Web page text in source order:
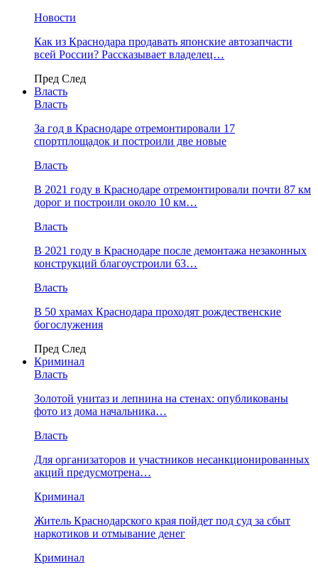
Новости
Как из Краснодара продавать японские автозапчасти
всей России? Рассказывает владелец…
Пред След
Власть
Власть
За год в Краснодаре отремонтировали 17
спортплощадок и построили две новые
Власть
В 2021 году в Краснодаре отремонтировали почти 87 км
дорог и построили около 10 км…
Власть
В 2021 году в Краснодаре после демонтажа незаконных
конструкций благоустроили 63…
Власть
В 50 храмах Краснодара проходят рождественские
богослужения
Пред След
Криминал
Власть
​Золотой унитаз и лепнина на стенах: опубликованы
фото из дома начальника…
Власть
Для организаторов и участников несанкционированных
акций предусмотрена…
Криминал
Житель Краснодарского края пойдет под суд за сбыт
наркотиков и отмывание денег
Криминал